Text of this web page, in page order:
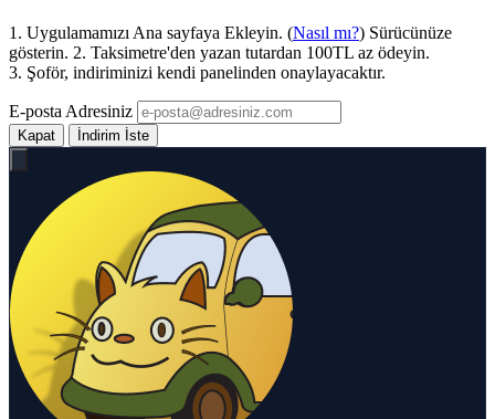
1. Uygulamamızı Ana sayfaya Ekleyin. (Nasıl mı?) Sürücünüze
gösterin. 2. Taksimetre'den yazan tutardan 100TL az ödeyin.
3. Şoför, indiriminizi kendi panelinden onaylayacaktır.
E-posta Adresiniz
Kapat İndirim İste